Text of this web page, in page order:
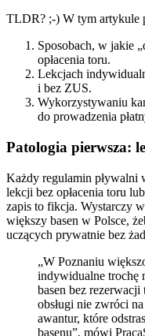
TLDR? ;-) W tym artykule
Sposobach, w jakie
opłacenia toru.
Lekcjach
i bez ZUS.
Wykorzystywaniu
do prowadzenia
Patologia pierwsza:
Każdy regulamin pływalni
lekcji bez opłacenia toru
zapis to fikcja. Wystarczy
większy basen w Polsce,
uczących prywatnie bez
„W Poznaniu
indywidualne trochę
basen bez
obsługi nie zwróci
awantur, które
basenu”, mówi